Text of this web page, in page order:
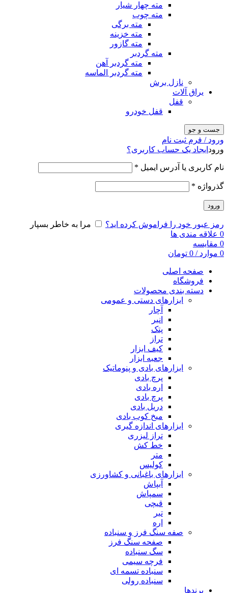
مته چهار شیار
مته چوب
مته برگی
مته خزینه
مته گازور
مته گردبر
مته گردبر آهن
مته گردبر الماسه
نازل برش
یراق آلات
قفل
قفل خودرو
جست و جو
ورود / فرم ثبت نام
ورود ایجاد یک حساب کاربری؟
نام کاربری یا آدرس ایمیل *
گذرواژه *
ورود
رمز عبور خود را فراموش کرده اید؟
مرا به خاطر بسپار
0 علاقه مندی ها
0 مقایسه
0 موارد /
0 تومان
صفحه اصلی
فروشگاه
دسته بندی محصولات
ابزارهای دستی و عمومی
آچار
انبر
پتک
تراز
کیف ابزار
جعبه ابزار
ابزارهای بادی و پنوماتیک
پرچ بادی
اره بادی
پرچ بادی
دریل بادی
میخ کوب بادی
ابزارهای اندازه گیری
تراز لیزری
خط کش
متر
کولیس
ابزارهای باغبانی و کشاورزی
آبپاش
سمپاش
قیچی
تبر
اره
صفه سنگ فرز و سنباده
صفحه سنگ فرز
سگ سنباده
فرچه سیمی
سنباده تسمه ای
سنباده رولی
برندها